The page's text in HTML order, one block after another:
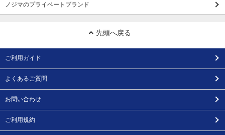
ノジマのプライベートブランド
先頭へ戻る
ご利用ガイド
よくあるご質問
お問い合わせ
ご利用規約